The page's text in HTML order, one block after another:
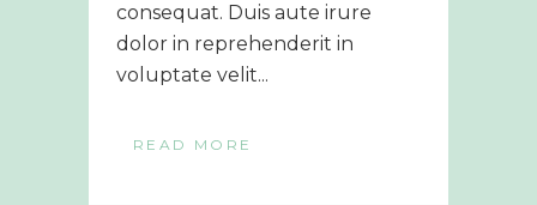
consequat. Duis aute irure
dolor in reprehenderit in
voluptate velit...
READ MORE